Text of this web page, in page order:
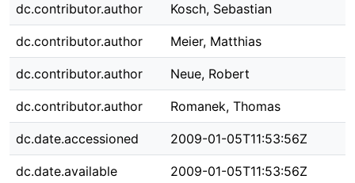
dc.contributor.author Kosch, Sebastian
dc.contributor.author Meier, Matthias
dc.contributor.author Neue, Robert
dc.contributor.author Romanek, Thomas
dc.date.accessioned 2009-01-05T11:53:56Z
dc.date.available 2009-01-05T11:53:56Z